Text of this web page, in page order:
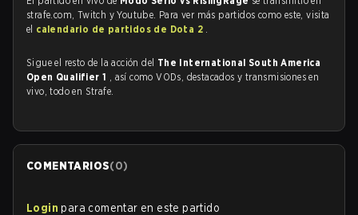
strafe.com, Twitch y Youtube. Para ver más partidos como este, visita
el calendario de partidos de Dota 2 .
Sigue el resto de la acción del The International South America
Open Qualifier 1 , así como VODs, destacados y transmisiones en
vivo, todo en Strafe.
COMENTARIOS(0)
Login para comentar en este partido